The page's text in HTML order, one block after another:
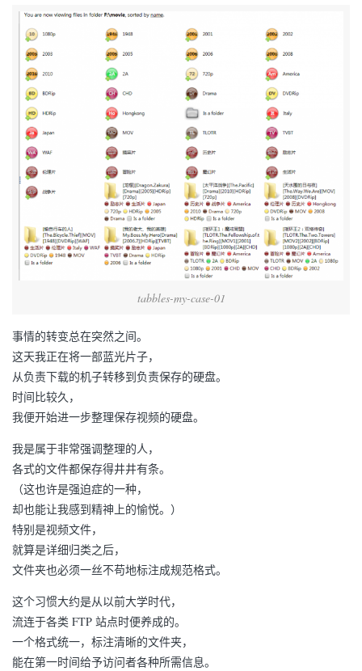
tabbles-my-case-01
事情的转变总在突然之间。
这天我正在将一部蓝光片子，
从负责下载的机子转移到负责保存的硬盘。
时间比较久，
我便开始进一步整理保存视频的硬盘。
我是属于非常强调整理的人，
各式的文件都保存得井井有条。
（这也许是强迫症的一种，
却也能让我感到精神上的愉悦。）
特别是视频文件，
就算是详细归类之后，
文件夹也必须一丝不苟地标注成规范格式。
这个习惯大约是从以前大学时代，
流连于各类 FTP 站点时便养成的。
一个格式统一，标注清晰的文件夹，
能在第一时间给予访问者各种所需信息。